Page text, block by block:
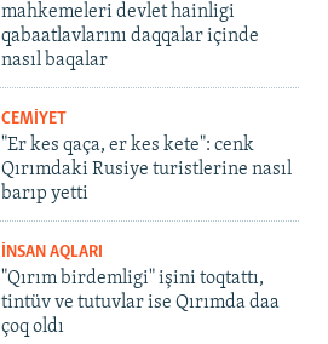
mahkemeleri devlet hainligi
qabaatlavlarını daqqalar içinde
nasıl baqalar
CEMİYET
"Er kes qaça, er kes kete": cenk
Qırımdaki Rusiye turistlerine nasıl
barıp yetti
İNSAN AQLARI
"Qırım birdemligi" işini toqtattı,
tintüv ve tutuvlar ise Qırımda daa
çoq oldı